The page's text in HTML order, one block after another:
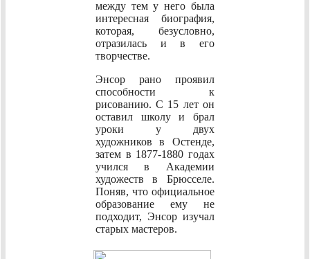
между тем у него была
интересная биография,
которая, безусловно,
отразилась и в его
творчестве.
Энсор рано проявил
способности к
рисованию. С 15 лет он
оставил школу и брал
уроки у двух
художников в Остенде,
затем в 1877-1880 годах
учился в Академии
художеств в Брюсселе.
Поняв, что официальное
образование ему не
подходит, Энсор изучал
старых мастеров.